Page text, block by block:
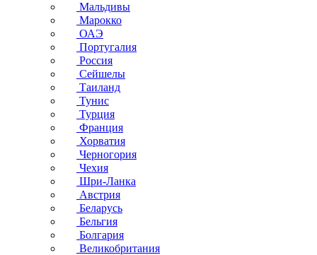
Мальдивы
Марокко
ОАЭ
Португалия
Россия
Сейшелы
Таиланд
Тунис
Турция
Франция
Хорватия
Черногория
Чехия
Шри-Ланка
Австрия
Беларусь
Бельгия
Болгария
Великобритания